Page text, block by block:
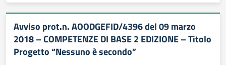
Avviso prot.n. AOODGEFID/4396 del 09 marzo
2018 – COMPETENZE DI BASE 2 EDIZIONE – Titolo
Progetto “Nessuno è secondo”